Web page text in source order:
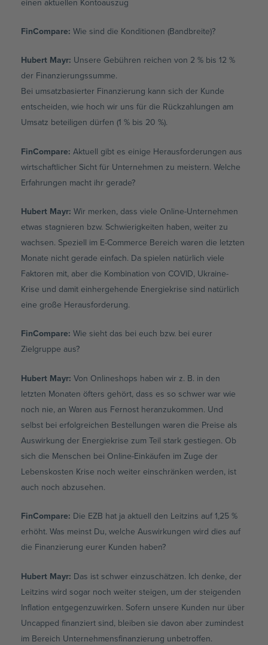
FinCompare:Wie sind die Konditionen (Bandbreite)?
Hubert Mayr: Unsere Gebühren reichen von 2 % bis 12 %
der Finanzierungssumme.
Bei umsatzbasierter Finanzierung kann sich der Kunde
entscheiden, wie hoch wir uns für die Rückzahlungen am
Umsatz beteiligen dürfen (1 % bis 20 %).
FinCompare:Aktuell gibt es einige Herausforderungen aus
wirtschaftlicher Sicht für Unternehmen zu meistern. Welche
Erfahrungen macht ihr gerade?
Hubert Mayr:Wir merken, dass viele Online-Unternehmen
etwas stagnieren bzw. Schwierigkeiten haben, weiter zu
wachsen. Speziell im E-Commerce Bereich waren die letzten
Monate nicht gerade einfach. Da spielen natürlich viele
Faktoren mit, aber die Kombination von COVID, Ukraine-
Krise und damit einhergehende Energiekrise sind natürlich
eine große Herausforderung.
FinCompare:Wie sieht das bei euch bzw. bei eurer
Zielgruppe aus?
Hubert Mayr:Von Onlineshops haben wir z. B. in den
letzten Monaten öfters gehört, dass es so schwer war wie
noch nie, an Waren aus Fernost heranzukommen. Und
selbst bei erfolgreichen Bestellungen waren die Preise als
Auswirkung der Energiekrise zum Teil stark gestiegen. Ob
sich die Menschen bei Online-Einkäufen im Zuge der
Lebenskosten Krise noch weiter einschränken werden, ist
auch noch abzusehen.
FinCompare: Die EZB hat ja aktuell den Leitzins auf 1,25 %
erhöht. Was meinst Du, welche Auswirkungen wird dies auf
die Finanzierung eurer Kunden haben?
Hubert Mayr: Das ist schwer einzuschätzen. Ich denke, der
Leitzins wird sogar noch weiter steigen, um der steigenden
Inflation entgegenzuwirken. Sofern unsere Kunden nur über
Uncapped finanziert sind, bleiben sie davon aber zumindest
im Bereich Unternehmensfinanzierung unbetroffen.